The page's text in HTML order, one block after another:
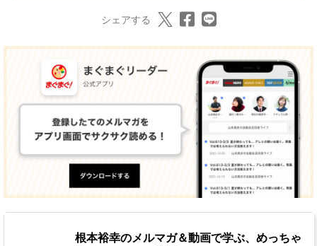
シェアする
根本裕幸のメルマガ＆動画で学ぶ、めっちゃ